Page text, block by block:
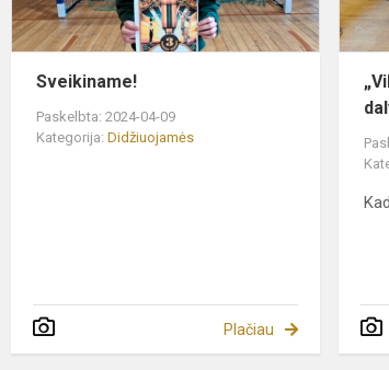
Sveikiname!
Paskelbta: 2024-04-09
Kategorija:Didžiuojamės
Plačiau